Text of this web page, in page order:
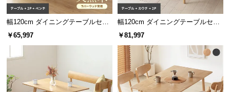
客
様
ポ
ト
幅120cm ダイニングテーブルセッ
ト ソファダイニング 3点セット C
￥65,997
幅120cm ダイニングテーブルセッ
ト ソファダイニング 3点セット A
￥81,997